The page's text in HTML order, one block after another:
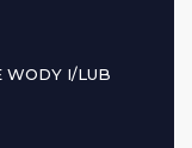
WODY I/LUB